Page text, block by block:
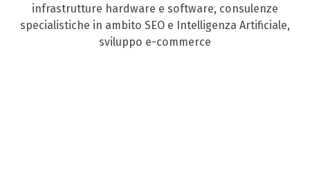
infrastrutture hardware e software, consulenze
specialistiche in ambito SEO e Intelligenza Artificiale,
sviluppo e-commerce